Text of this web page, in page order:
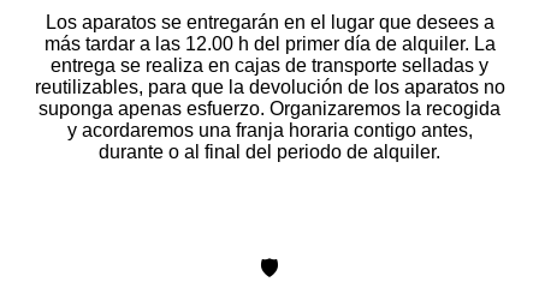
Los aparatos se entregarán en el lugar que desees a
más tardar a las 12.00 h del primer día de alquiler. La
entrega se realiza en cajas de transporte selladas y
reutilizables, para que la devolución de los aparatos no
suponga apenas esfuerzo. Organizaremos la recogida
y acordaremos una franja horaria contigo antes,
durante o al final del periodo de alquiler.
🛡️